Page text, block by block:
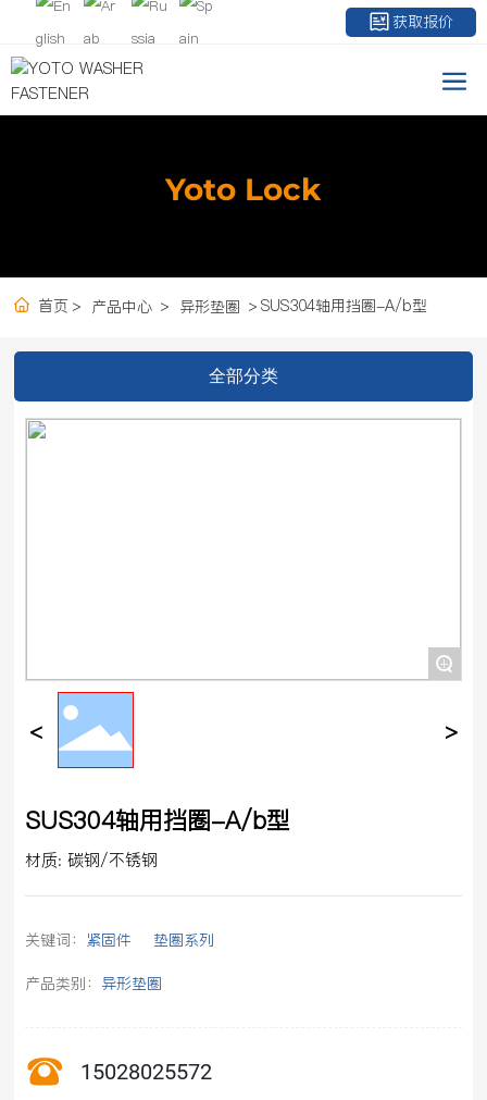
获取报价
Yoto Lock
首页 产品中心 异形垫圈 SUS304轴用挡圈-A/b型
全部分类
+
SUS304轴用挡圈-A/b型
材质: 碳钢/不锈钢
关键词： 紧固件
垫圈系列
产品类别： 异形垫圈
15028025572